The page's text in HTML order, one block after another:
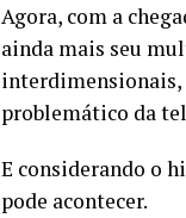
Agora, com a
ainda mais seu
interdimensionais,
problemático da
E considerando o
pode acontecer.